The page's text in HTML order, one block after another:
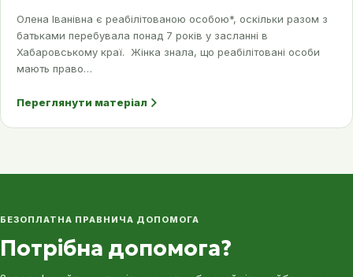
Олена Іванівна є реабілітованою особою*, оскільки разом з
батьками перебувала понад 7 років у засланні в
Хабаровському краї. Жінка знала, що реабілітовані особи
мають право…
Переглянути матеріал
БЕЗОПЛАТНА ПРАВНИЧА ДОПОМОГА
Потрібна допомога?